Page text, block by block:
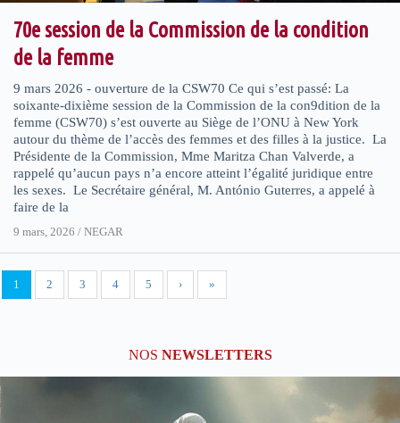
70e session de la Commission de la condition
de la femme
9 mars 2026 - ouverture de la CSW70 Ce qui s’est passé: La
soixante-dixième session de la Commission de la con9dition de la
femme (CSW70) s’est ouverte au Siège de l’ONU à New York
autour du thème de l’accès des femmes et des filles à la justice. La
Présidente de la Commission, Mme Maritza Chan Valverde, a
rappelé qu’aucun pays n’a encore atteint l’égalité juridique entre
les sexes. Le Secrétaire général, M. António Guterres, a appelé à
faire de la
9 mars, 2026 / NEGAR
1 2 3 4 5 › »
NOS NEWSLETTERS